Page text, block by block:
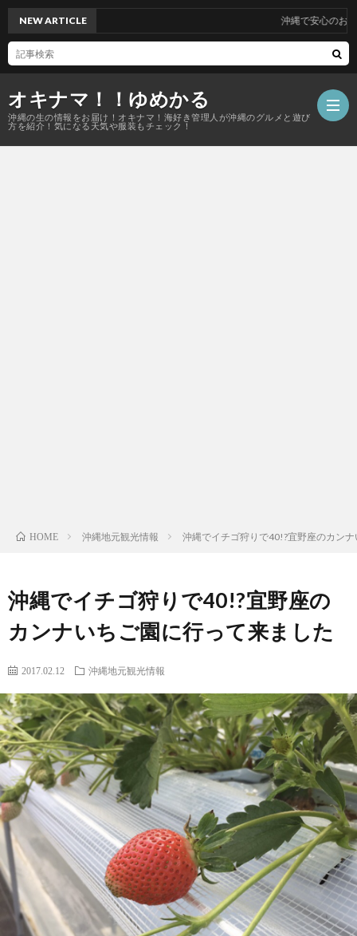
オキナマ！！ゆめかる
沖縄の生の情報をお届け！オキナマ！海好き管理人が沖縄のグルメと遊び
方を紹介！気になる天気や服装もチェック！
NEW ARTICLE 沖縄で安心のお墓掃除代行サービスを！
HOME 沖縄地元観光情報 沖縄でイチゴ狩りで40!?宜野座のカン
沖縄でイチゴ狩りで40!?宜野座の
カンナいちご園に行って来ました
2017.02.12 沖縄地元観光情報